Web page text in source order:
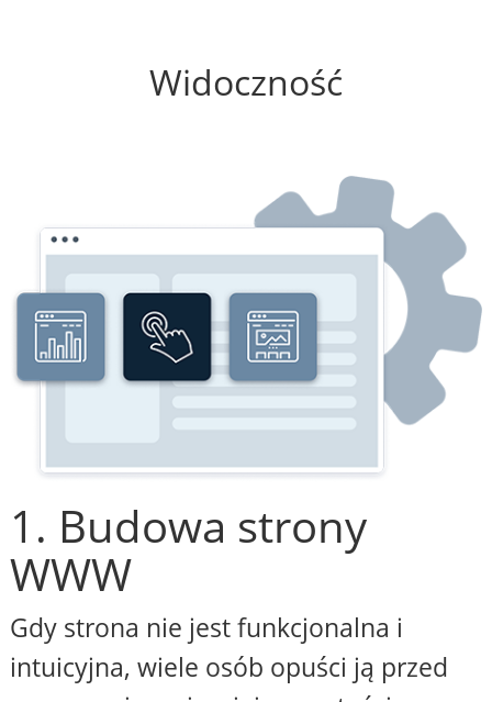
Widoczność
1. Budowa strony
WWW
Gdy strona nie jest funkcjonalna i
intuicyjna, wiele osób opuści ją przed